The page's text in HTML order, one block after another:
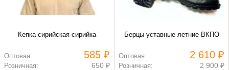
Кепка сирийская сирийка
Оптовая: 585 ₽
Розничная: 650 ₽
Берцы уставные летние ВКПО
Оптовая: 2 610 ₽
Розничная: 2 900 ₽